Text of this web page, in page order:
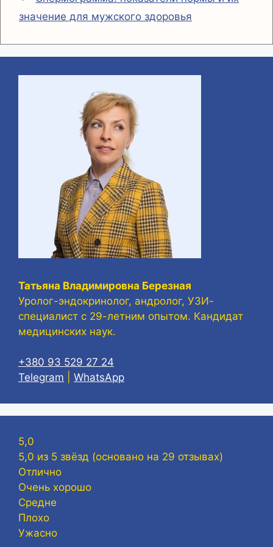
kи
т
ь
значение для мужского здоровья
Татьяна Владимировна Березная
Уролог-эндокринолог, андролог, УЗИ-
специалист с 29-летним опытом. Кандидат
медицинских наук.
+380 93 529 27 24
Telegram
WhatsApp
5,0
5,0 из 5 звёзд (основано на 29 отзывах)
Отлично
Очень хорошо
Средне
Плохо
Ужасно